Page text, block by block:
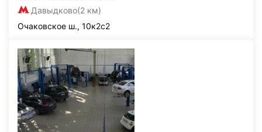
Давыдково(2 км)
Очаковское ш., 10к2с2